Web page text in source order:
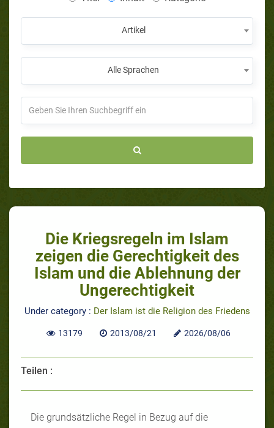
Artikel
Alle Sprachen
Die Kriegsregeln im Islam
zeigen die Gerechtigkeit des
Islam und die Ablehnung der
Ungerechtigkeit
Under category : Der Islam ist die Religion des Friedens
13179 2013/08/21 2026/08/06
Teilen :
Die grundsätzliche Regel in Bezug auf die